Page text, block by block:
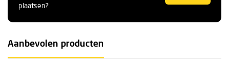
plaatsen?
Aanbevolen producten